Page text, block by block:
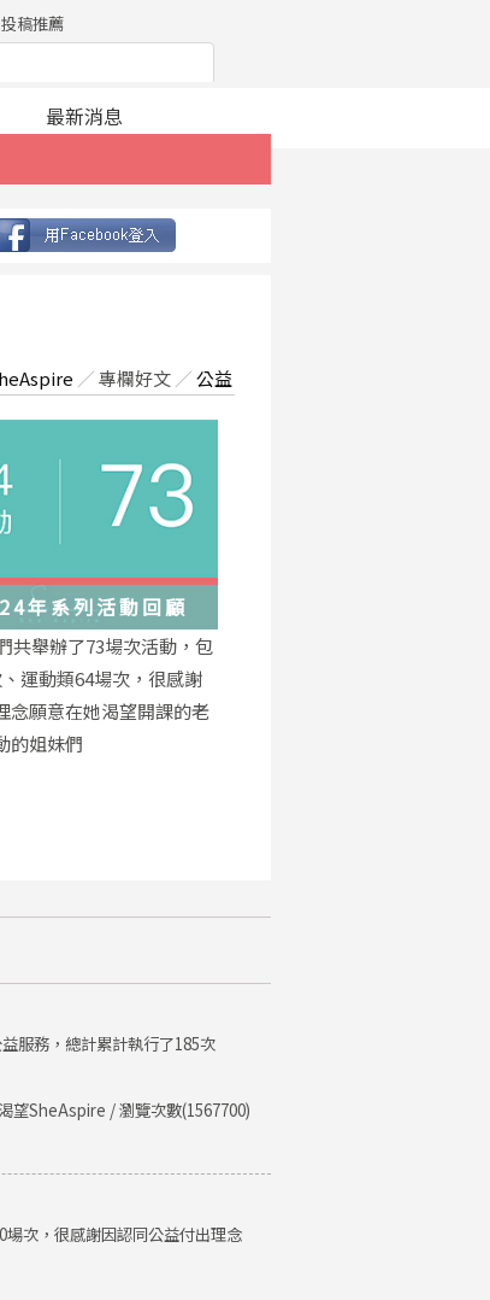
投稿推薦
最新消息
／專欄好文 ／公益
年系列活動回顧
共舉辦了73場次活動，包
運動類64場次，很感謝
念願意在她渴望開課的老
的姐妹們
服務，總計累計執行了185次
望SheAspire / 瀏覽次數(1567700)
次，很感謝因認同公益付出理念